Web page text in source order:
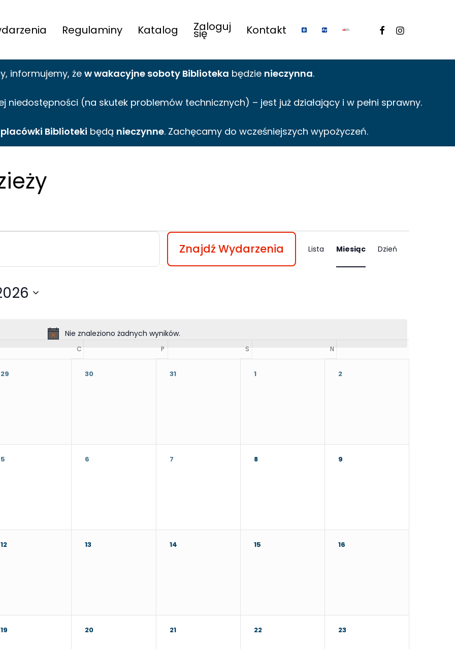
Regulaminy Katalog Zaloguj
się Kontakt facebookinstagram
informujemy, że w wakacyjne soboty Biblioteka będzie nieczynna.
niedostępności (na skutek problemów technicznych) – jest już działający i w pełni sprawny.
placówki Biblioteki będą nieczynne. Zachęcamy do wcześniejszych wypożyczeń.
Nie znaleziono żadnych wyników.
Znajdź Wydarzenia Lista Miesiąc Dzień
C P S N
29 30 31 1 2
5 6 7 8 9
12 13 14 15 16
19 20 21 22 23